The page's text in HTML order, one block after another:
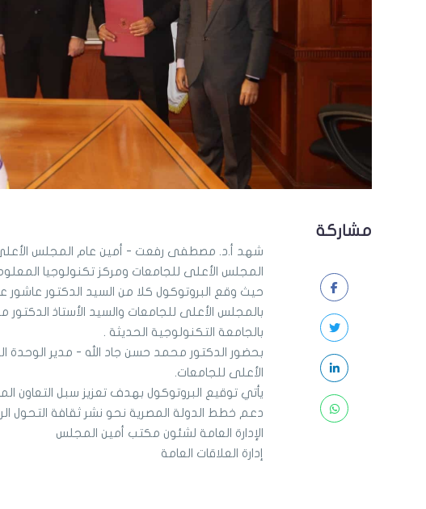
مشاركة
شهد أ.د. مصطفى رفعت - أمين عام المجلس الأعلى
المجلس الأعلى للجامعات ومركز تكنولوجيا
حيث وقع البروتوكول كلا من السيد الدكتور عاشور
بالمجلس الأعلى للجامعات والسيد الأستاذ
بالجامعة التكنولوجية الحديثة .
بحضور الدكتور محمد حسن جاد الله - مدير الوحدة
الأعلى للجامعات.
يأتي توقيع البروتوكول بهدف تعزيز سبل التعاون
دعم خطط الدولة المصرية نحو نشر ثقافة التحول
الإدارة العامة لشئون مكتب أمين المجلس
إدارة العلاقات العامة